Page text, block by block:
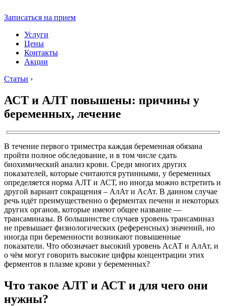
Записаться на прием
Услуги
Цены
Контакты
Акции
Статьи ›
АСТ и АЛТ повышены: причины у
беременных, лечение
В течение первого триместра каждая беременная обязана
пройти полное обследование, и в том числе сдать
биохимический анализ крови. Среди многих других
показателей, которые считаются рутинными, у беременных
определяется норма АЛТ и АСТ, но иногда можно встретить и
другой вариант сокращения – АлАт и АсАт. В данном случае
речь идёт преимущественно о ферментах печени и некоторых
других органов, которые имеют общее название —
трансаминазы. В большинстве случаев уровень трансаминаз
не превышает физиологических (референсных) значений, но
иногда при беременности возникают повышенные
показатели. Что обозначает высокий уровень АсАТ и АлАт, и
о чём могут говорить высокие цифры концентрации этих
ферментов в плазме крови у беременных?
Что такое АЛТ и АСТ и для чего они
нужны?